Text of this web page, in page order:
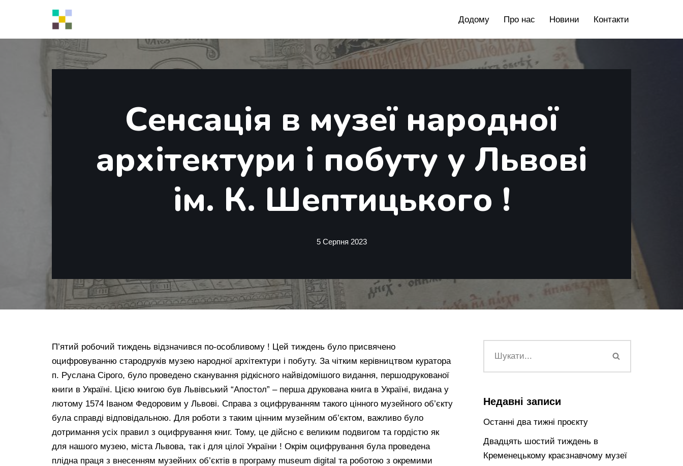
Додому Про нас Новини Контакти
Сенсація в музеї народної
архітектури і побуту у Львові
ім. К. Шептицького !
5 Серпня 2023
П’ятий робочий тиждень відзначився по-особливому ! Цей тиждень було присвячено
оцифровуванню стародруків музею народної архітектури і побуту. За чітким керівництвом куратора
п. Руслана Сірого, було проведено сканування рідкісного найвідомішого видання, першодрукованої
книги в Україні. Цією книгою був Львівський “Апостол” – перша друкована книга в Україні, видана у
лютому 1574 Іваном Федоровим у Львові. Справа з оцифруванням такого цінного музейного об’єкту
була справді відповідальною. Для роботи з таким цінним музейним об’єктом, важливо було
дотримання усіх правил з оцифрування книг. Тому, це дійсно є великим подвигом та гордістю як
для нашого музею, міста Львова, так і для цілої України ! Окрім оцифрування була проведена
плідна праця з внесенням музейних об’єктів в програму museum digital та роботою з окремими
Недавні записи
Останні два тижні проєкту
Двадцять шостий тиждень в
Кременецькому краєзнавчому музеї